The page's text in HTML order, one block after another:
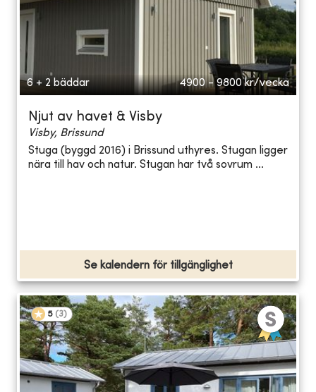
6 + 2 bäddar 4900 - 9800 kr/vecka
Njut av havet & Visby
Visby, Brissund
Stuga (byggd 2016) i Brissund uthyres. Stugan ligger
nära till hav och natur. Stugan har två sovrum ...
Se kalendern för tillgänglighet
5 (3)